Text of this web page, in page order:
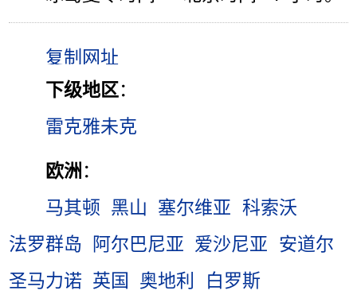
下级地区：
雷克雅未克
欧洲 ：
马其顿 黑山 塞尔维亚 科索沃
法罗群岛
阿尔巴尼亚 爱沙尼亚
安道尔
圣马力诺 英国 奥地利
白罗斯